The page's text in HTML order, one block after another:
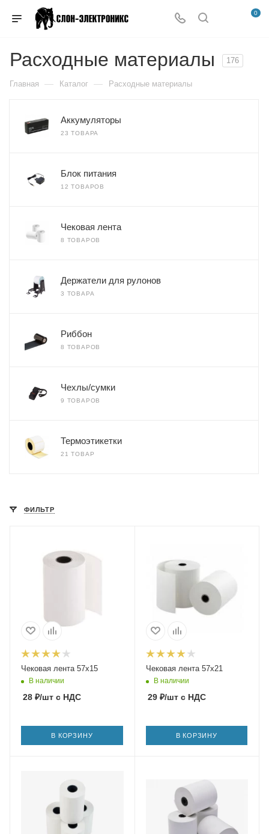
0
Расходные материалы 176
Главная — Каталог — Расходные материалы
Аккумуляторы
23 ТОВАРА
Блок питания
12 ТОВАРОВ
Чековая лента
8 ТОВАРОВ
Держатели для рулонов
3 ТОВАРА
Риббон
8 ТОВАРОВ
Чехлы/сумки
9 ТОВАРОВ
Термоэтикетки
21 ТОВАР
ФИЛЬТР
Чековая лента 57х15
В наличии
28 ₽/шт с НДС
В КОРЗИНУ
Чековая лента 57х21
В наличии
29₽/штс НДС
В КОРЗИНУ